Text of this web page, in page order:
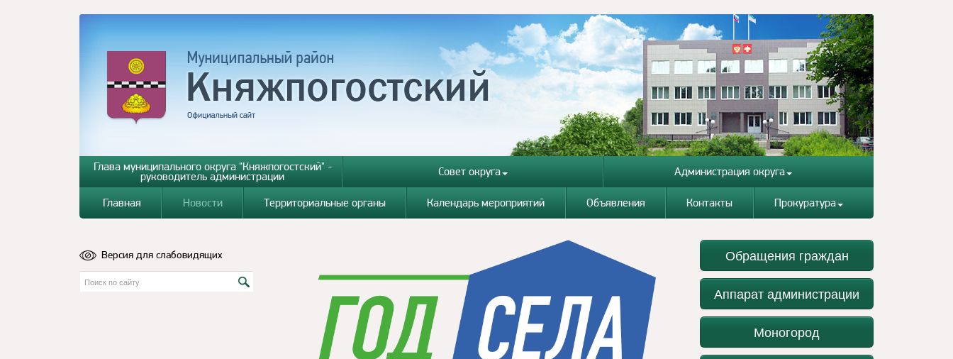
Глава муниципального округа "Княжпогостский" -
руководитель администрации Совет округа Администрация округа
Главная Новости Территориальные органы Календарь мероприятий Объявления Контакты Прокуратура
Версия для слабовидящих Обращения граждан
Аппарат администрации
Моногород